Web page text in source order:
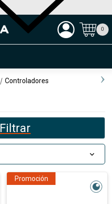
0
Controladores
Filtrar
Promoción